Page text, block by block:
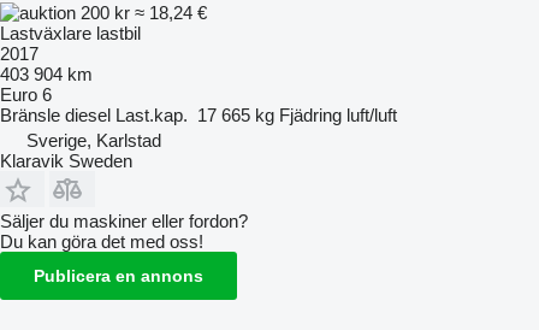
200 kr ≈ 18,24 €
Lastväxlare lastbil
2017
403 904 km
Euro 6
Bränsle diesel Last.kap. 17 665 kg Fjädring luft/luft
Sverige, Karlstad
Klaravik Sweden
Säljer du maskiner eller fordon?
Du kan göra det med oss!
Publicera en annons